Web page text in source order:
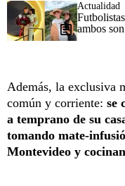
Actualidad
ambos
Además, la exclusiva
común y corriente: se
a temprano de su
tomando mate-
Montevideo y